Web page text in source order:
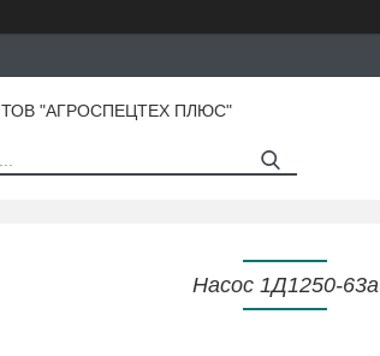
ТОВ "АГРОСПЕЦТЕХ ПЛЮС"
Насос 1Д1250-63а